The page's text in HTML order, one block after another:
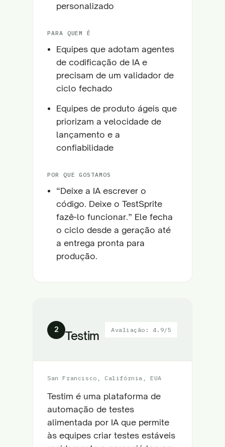
personalizado
PARA QUEM É
Equipes que adotam agentes
de codificação de IA e
precisam de um validador de
ciclo fechado
Equipes de produto ágeis que
priorizam a velocidade de
lançamento e a
confiabilidade
POR QUE GOSTAMOS
“Deixe a IA escrever o
código. Deixe o TestSprite
fazê-lo funcionar.” Ele fecha
o ciclo desde a geração até
a entrega pronta para
produção.
2 Testim Avaliação: 4.9/5
San Francisco, Califórnia, EUA
Testim é uma plataforma de
automação de testes
alimentada por IA que permite
às equipes criar testes estáveis